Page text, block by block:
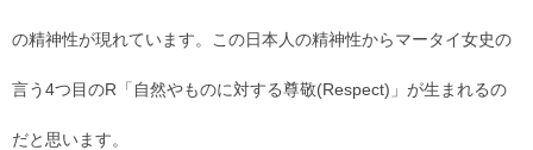
の精神性が現れています。この日本人の精神性からマータイ女史の
言う4つ目のR「自然やものに対する尊敬(Respect)」が生まれるの
だと思います。